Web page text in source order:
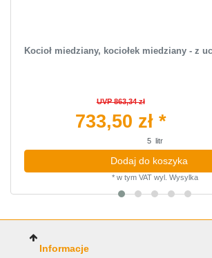
Kocioł miedziany, kociołek miedziany - z
UVP 863,34 zł
733,50 zł *
5 litr
Dodaj do koszyka
* w tym VATwyl. Wysylka
Informacje